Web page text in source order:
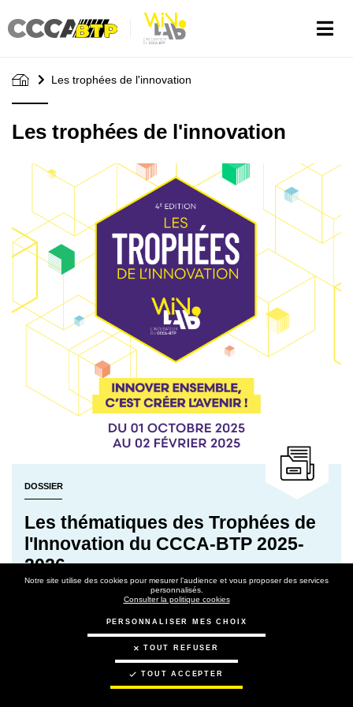
au
contenu
Les trophées de l'innovation
Les trophées de l'innovation
Image
DOSSIER
Les thématiques des Trophées de
l'Innovation du CCCA-BTP 2025-
2026
EN SAVOIR PLUS
Notre site utilise des cookies pour mesurer l’audience et vous proposer des services
personnalisés.
Consulter la politique cookies
PERSONNALISER MES CHOIX
TOUT REFUSER
TOUT ACCEPTER